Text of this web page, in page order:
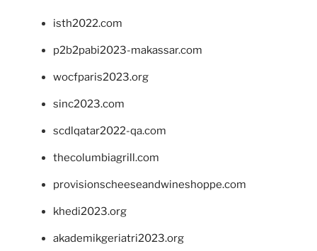
isth2022.com
p2b2pabi2023-makassar.com
wocfparis2023.org
sinc2023.com
scdlqatar2022-qa.com
thecolumbiagrill.com
provisionscheeseandwineshoppe.com
khedi2023.org
akademikgeriatri2023.org